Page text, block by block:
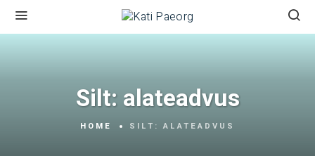
Silt:alateadvus
HOME SILT:ALATEADVUS